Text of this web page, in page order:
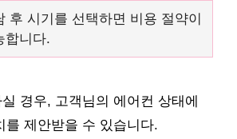
후 시기를 선택하면 비용 절약이
합니다.
경우, 고객님의 에어컨 상태에
를 제안받을 수 있습니다.